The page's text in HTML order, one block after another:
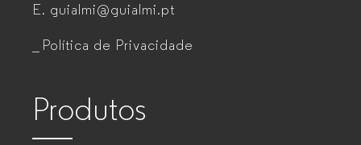
E. guialmi@guialmi.pt
Política de Privacidade
Produtos